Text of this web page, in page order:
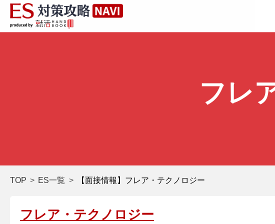
フレ
TOP ES一覧 【面接情報】フレア・テクノロジー
フレア・テクノロジー